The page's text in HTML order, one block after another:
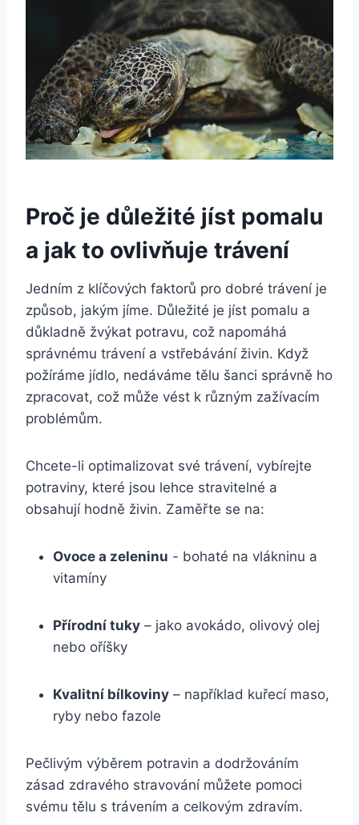
Proč ⁣je důležité​ jíst pomalu⁤
a jak to ovlivňuje trávení
Jedním z klíčových​ faktorů‌ pro dobré trávení je
způsob, jakým jíme. ‍Důležité je jíst ⁤pomalu a
důkladně žvýkat potravu, což napomáhá
správnému trávení⁤ a vstřebávání živin.⁤ Když
požíráme jídlo, nedáváme ​tělu šanci správně ho
zpracovat, což může vést k různým ​zažívacím ​
problémům.
Chcete-li optimalizovat své trávení, vybírejte
potraviny, které jsou lehce stravitelné a
obsahují hodně živin. Zaměřte ⁢se na:
Ovoce ⁢a zeleninu ‍- bohaté na vlákninu a‌
vitamíny
Přírodní tuky – jako avokádo, olivový olej
nebo oříšky
Kvalitní bílkoviny – například kuřecí maso,
⁢ryby nebo‌ fazole
Pečlivým výběrem potravin a dodržováním
zásad​ zdravého stravování můžete pomoci
svému tělu s trávením a celkovým⁢ zdravím.